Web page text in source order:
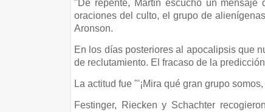
"De repente, Martin escuchó un
oraciones del culto, el grupo de
Aronson.
En los días posteriores al apocalipsis que
de reclutamiento. El fracaso de la
La actitud fue "'¡Mira qué gran grupo
Festinger, Riecken y Schachter